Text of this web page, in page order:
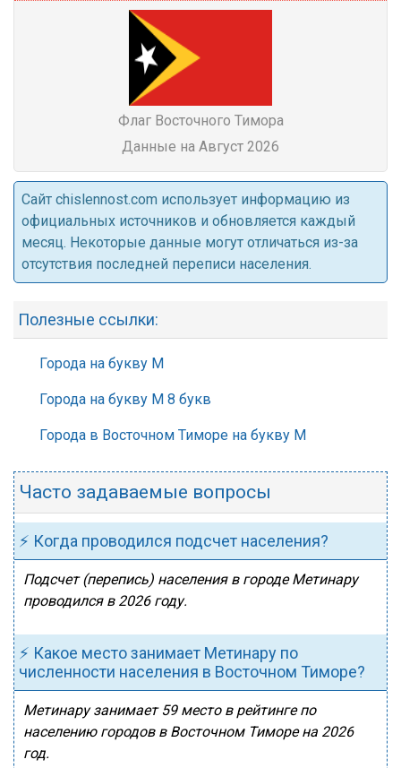
Флаг Восточного Тимора
Данные на Август 2026
Cайт chislennost.com использует информацию из
официальных источников и обновляется каждый
месяц. Некоторые данные могут отличаться из-за
отсутствия последней переписи населения.
Полезные ссылки:
Города на букву М
Города на букву М 8 букв
Города в Восточном Тиморе на букву М
Часто задаваемые вопросы
⚡ Когда проводился подсчет населения?
Подсчет (перепись) населения в городе Метинару
проводился в 2026 году.
⚡ Какое место занимает Метинару по
численности населения в Восточном Тиморе?
Метинару занимает 59 место в рейтинге по
населению городов в Восточном Тиморе на 2026
год.